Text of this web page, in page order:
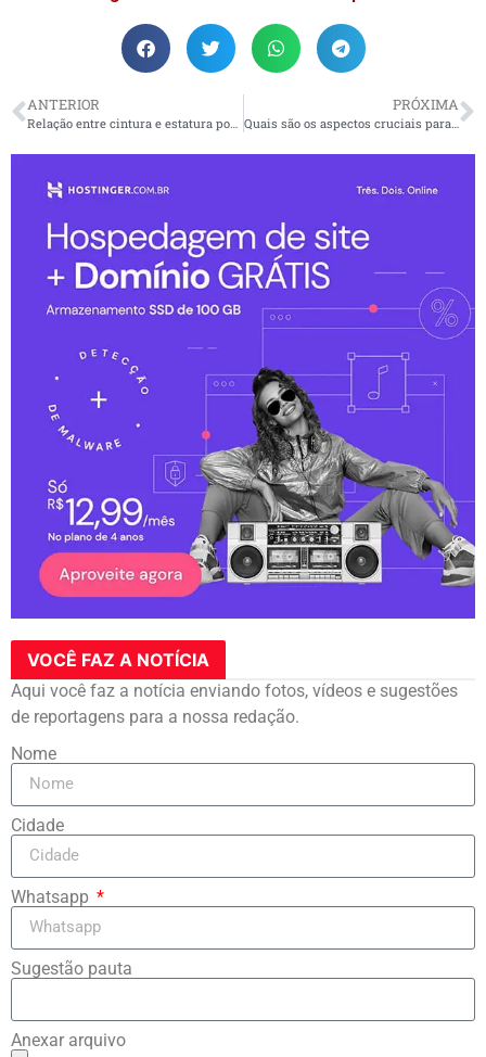
ANTERIOR PRÓXIMA
Quais são os aspectos cruciais para expansão internacional?
VOCÊ FAZ A NOTÍCIA
Aqui você faz a notícia enviando fotos, vídeos e sugestões
de reportagens para a nossa redação.
Nome
Cidade
Whatsapp
Sugestão pauta
Anexar arquivo